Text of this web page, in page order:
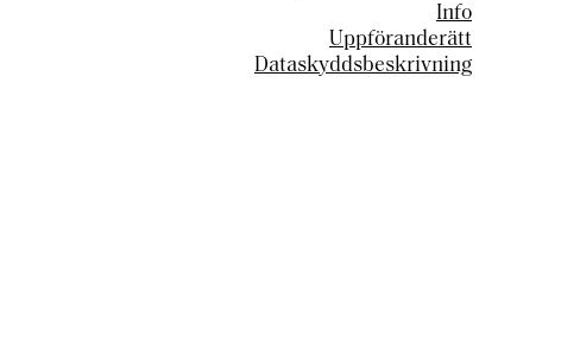
Info
Uppföranderätt
Dataskyddsbeskrivning